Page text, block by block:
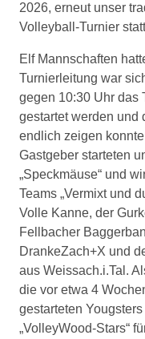
2026, erneut unser
Volleyball-Turnier
Elf Mannschaften
Turnierleitung war
gegen 10:30 Uhr das
gestartet werden und
endlich zeigen
Gastgeber starteten
„Speckmäuse“ und
Teams „Vermixt und
Volle Kanne, der
Fellbacher
DrankeZach+X und
aus Weissach.i.Tal.
die vor etwa 4
gestarteten
„VolleyWood-Stars“